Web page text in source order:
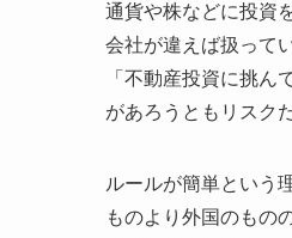
通貨や株などに投資
会社が違えば扱って
「不動産投資に挑
があろうともリスク
ルールが簡単という
ものより外国のもの